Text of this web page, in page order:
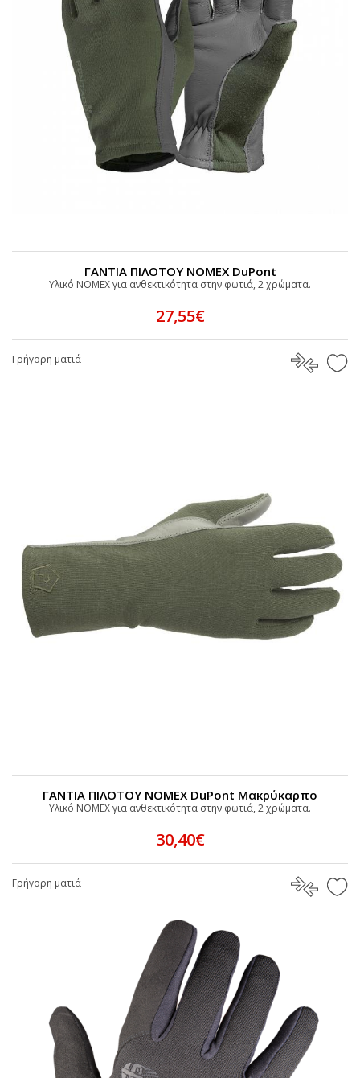
ΓΑΝΤΙΑ ΠΙΛΟΤΟΥ ΝΟΜΕΧ DuPont
Υλικό NOMEX για ανθεκτικότητα στην φωτιά, 2 χρώματα.
27,55€
Γρήγορη ματιά
ΓΑΝΤΙΑ ΠΙΛΟΤΟΥ ΝΟΜΕΧ DuPont Μακρύκαρπο
Υλικό NOMEX για ανθεκτικότητα στην φωτιά, 2 χρώματα.
30,40€
Γρήγορη ματιά